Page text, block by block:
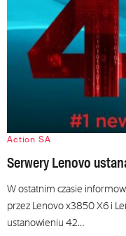
Action SA
Serwery Lenovo
W ostatnim czasie
przez Lenovo x3850 X6 i
ustanowieniu 42…